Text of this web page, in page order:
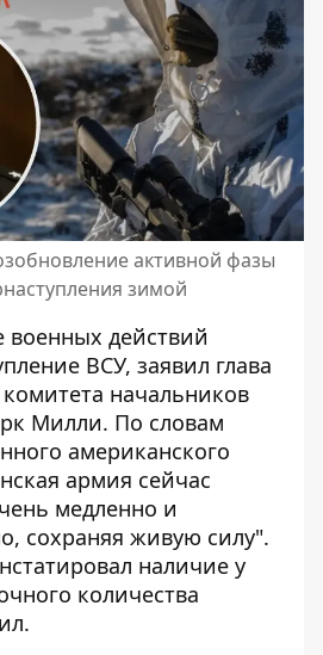
активной фазы
зимой
военных действий
ВСУ, заявил глава
начальников
Милли. По словам
американского
армия сейчас
медленно и
сохраняя живую силу".
наличие у
количества